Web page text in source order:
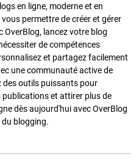
en ligne, moderne et en
permettre de créer et gérer
lancez votre blog
de compétences
et partagez facilement
une communauté active de
des outils puissants pour
et attirer plus de
dès aujourd'hui avec OverBlog
blogging.